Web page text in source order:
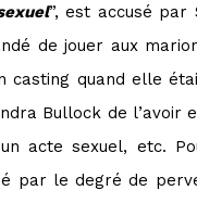
”, est accusé par
de jouer aux
casting quand elle
Bullock de l’avoir
acte sexuel, etc.
par le degré de